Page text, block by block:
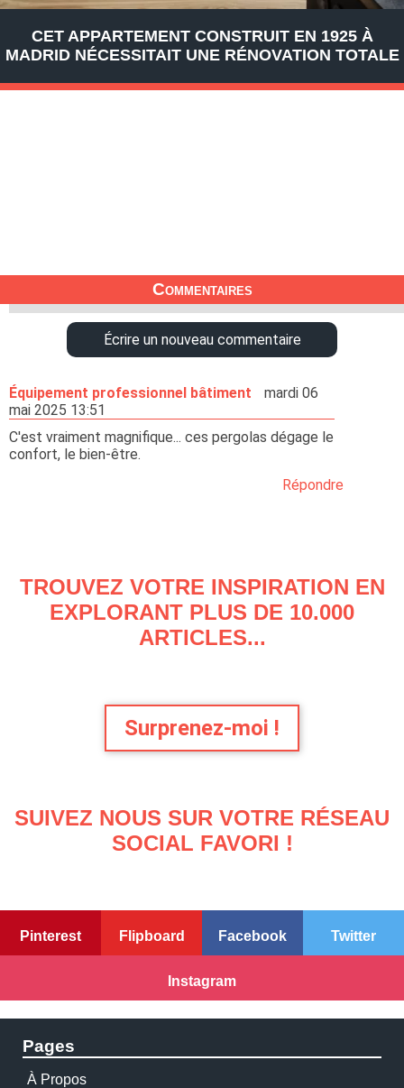
CET APPARTEMENT CONSTRUIT EN 1925 À
MADRID NÉCESSITAIT UNE RÉNOVATION TOTALE
Commentaires
Écrire un nouveau commentaire
Équipement professionnel bâtiment
mardi 06
mai 2025 13:51
C'est vraiment magnifique... ces pergolas dégage le
confort, le bien-être.
Répondre
TROUVEZ VOTRE INSPIRATION EN
EXPLORANT PLUS DE 10.000
ARTICLES...
Surprenez-moi !
SUIVEZ NOUS SUR VOTRE RÉSEAU
SOCIAL FAVORI !
Pinterest Flipboard Facebook Twitter
Instagram
Pages
À Propos